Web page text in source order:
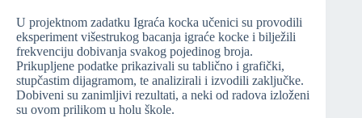
U projektnom zadatku Igraća kocka učenici su provodili
eksperiment višestrukog bacanja igraće kocke i bilježili
frekvenciju dobivanja svakog pojedinog broja.
Prikupljene podatke prikazivali su tablično i grafički,
stupčastim dijagramom, te analizirali i izvodili zaključke.
Dobiveni su zanimljivi rezultati, a neki od radova izloženi
su ovom prilikom u holu škole.